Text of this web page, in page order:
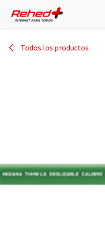
Todos los productos